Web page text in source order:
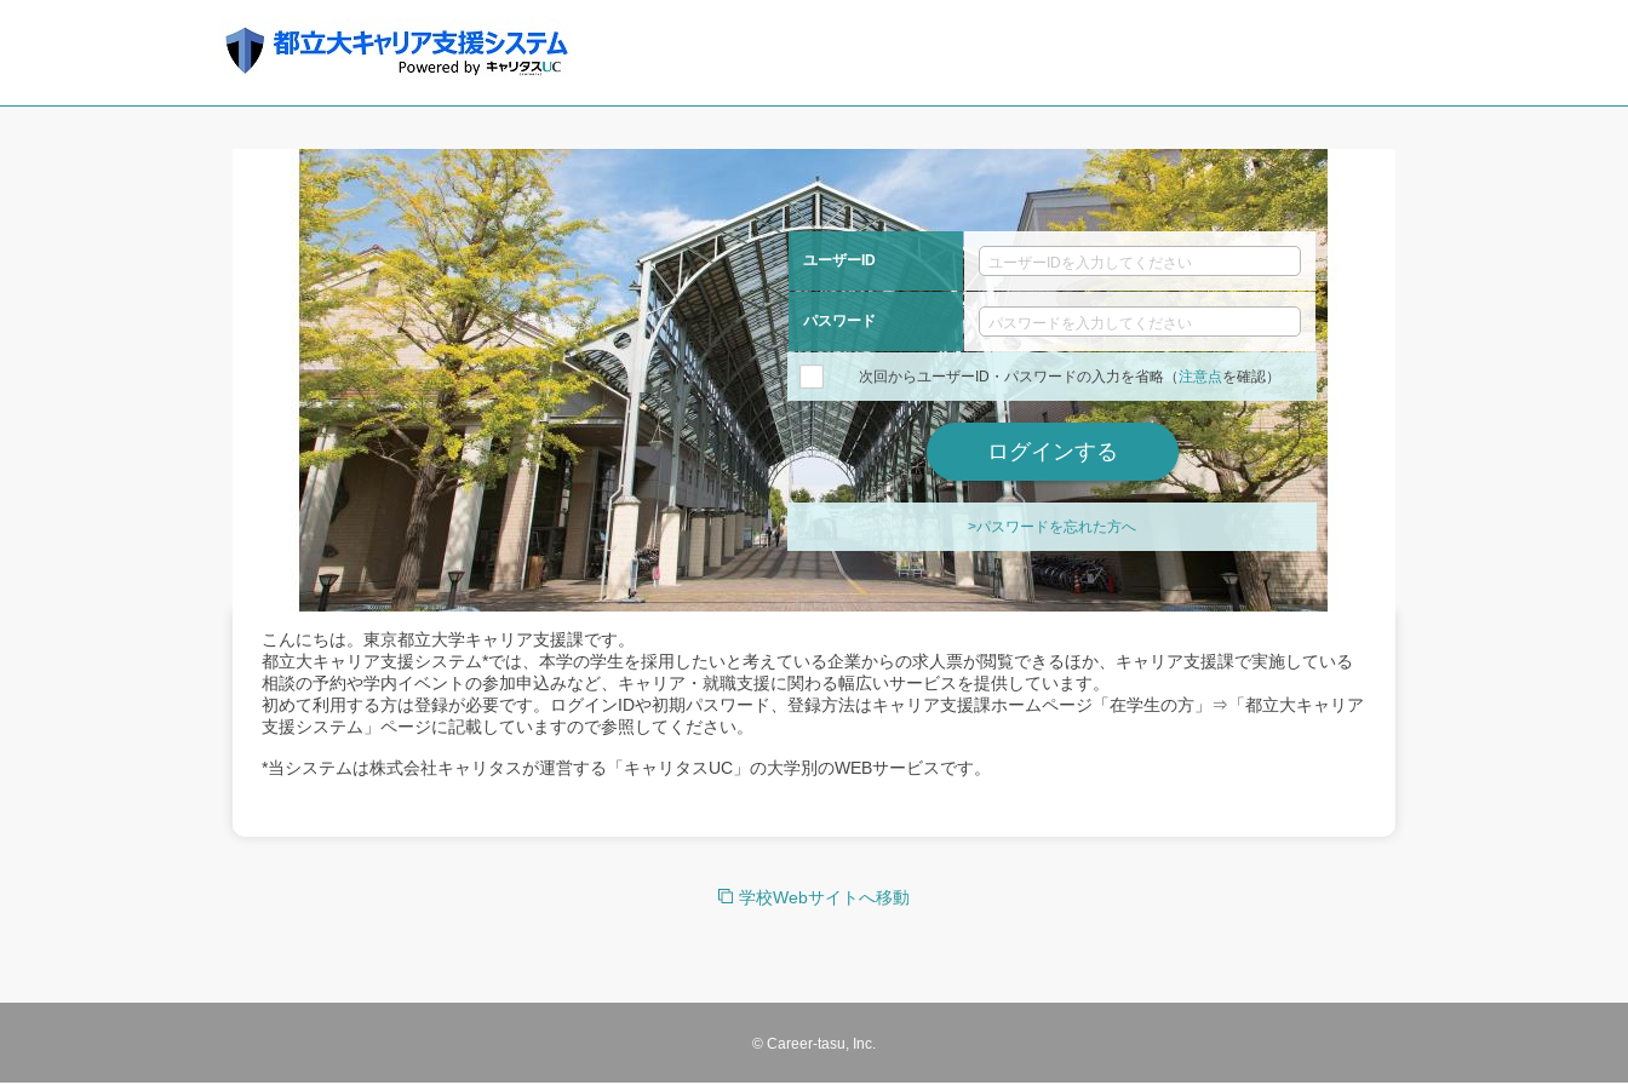
ユーザーID
パスワード
次回からユーザーID・パスワードの入力を省略（注意点を確認）
>パスワードを忘れた方へ
こんにちは。東京都立大学キャリア支援課です。
都立大キャリア支援システム*では、本学の学生を採用したいと考えている企業からの求人票が閲覧できるほか、キャリア支援課で実施している
相談の予約や学内イベントの参加申込みなど、キャリア・就職支援に関わる幅広いサービスを提供しています。
初めて利用する方は登録が必要です。ログインIDや初期パスワード、登録方法はキャリア支援課ホームページ「在学生の方」⇒「都立大キャリア
支援システム」ページに記載していますので参照してください。
*当システムは株式会社キャリタスが運営する「キャリタスUC」の大学別のWEBサービスです。
学校Webサイトへ移動
© Career-tasu, Inc.